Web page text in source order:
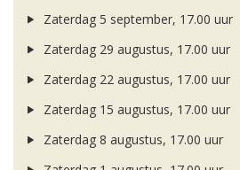
Zaterdag 5 september, 17.00 uur
Zaterdag 29 augustus, 17.00 uur
Zaterdag 22 augustus, 17.00 uur
Zaterdag 15 augustus, 17.00 uur
Zaterdag 8 augustus, 17.00 uur